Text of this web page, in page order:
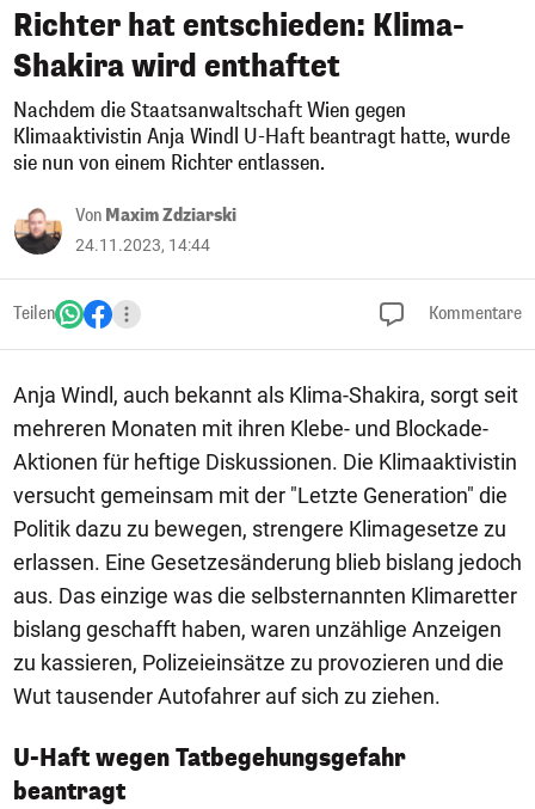
Richter hat entschieden: Klima-
Shakira wird enthaftet
Nachdem die Staatsanwaltschaft Wien gegen
Klimaaktivistin Anja Windl U-Haft beantragt hatte, wurde
sie nun von einem Richter entlassen.
Von Maxim Zdziarski
24.11.2023, 14:44
Teilen Kommentare
Anja Windl, auch bekannt als Klima-Shakira, sorgt seit
mehreren Monaten mit ihren Klebe- und Blockade-
Aktionen für heftige Diskussionen. Die Klimaaktivistin
versucht gemeinsam mit der "Letzte Generation" die
Politik dazu zu bewegen, strengere Klimagesetze zu
erlassen. Eine Gesetzesänderung blieb bislang jedoch
aus. Das einzige was die selbsternannten Klimaretter
bislang geschafft haben, waren unzählige Anzeigen
zu kassieren, Polizeieinsätze zu provozieren und die
Wut tausender Autofahrer auf sich zu ziehen.
U-Haft wegen Tatbegehungsgefahr
beantragt